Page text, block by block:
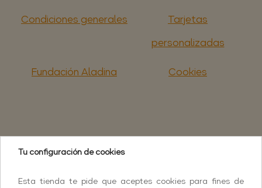
Condiciones generales
Tarjetas
personalizadas
Fundación Aladina
Cookies
Tu configuración de cookies
Esta tienda te pide que aceptes cookies para fines de